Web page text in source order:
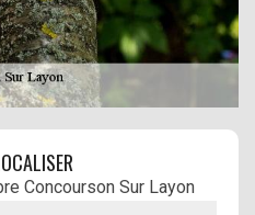
Concourson Sur Layon